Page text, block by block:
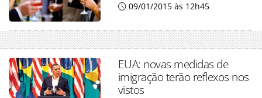
09/01/2015 às 12h45
EUA: novas medidas de
imigração terão reflexos nos
vistos